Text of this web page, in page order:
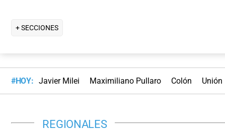
+ SECCIONES
#HOY: Javier Milei Maximiliano Pullaro Colón Unión
REGIONALES